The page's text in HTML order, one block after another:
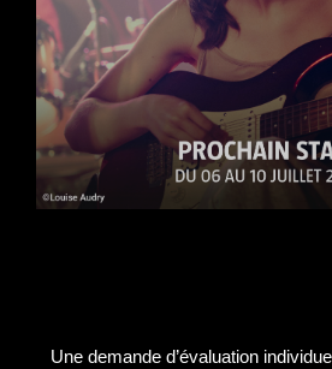
Une demande d’évaluation